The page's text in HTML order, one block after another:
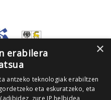
×
erabilera
antzeko teknologiak erabiltzen
eta eskuratzeko, eta
zure IP helbidea,